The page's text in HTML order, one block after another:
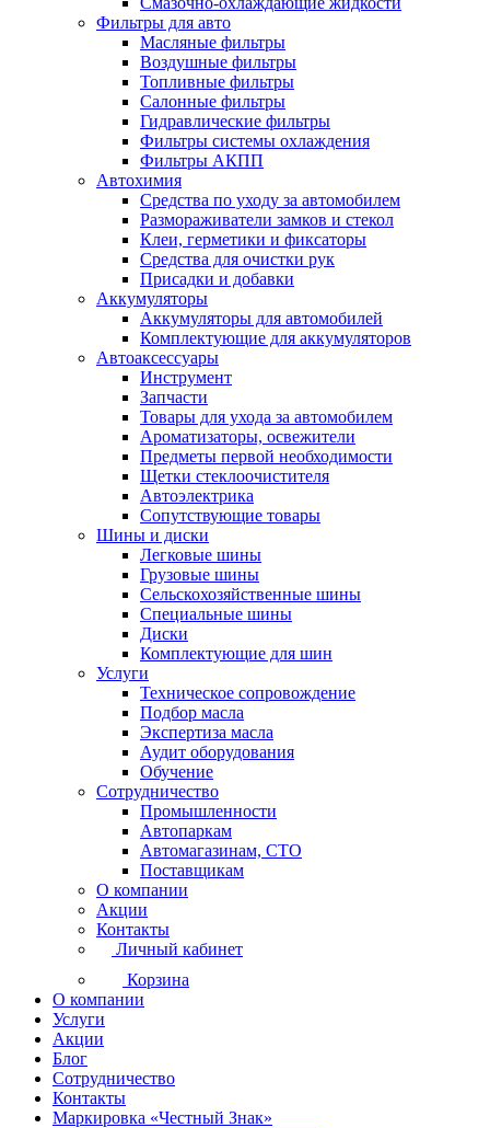
Фильтры для авто
Масляные фильтры
Воздушные фильтры
Топливные фильтры
Салонные фильтры
Гидравлические фильтры
Фильтры системы охлаждения
Фильтры АКПП
Автохимия
Средства по уходу за автомобилем
Размораживатели замков и стекол
Клеи, герметики и фиксаторы
Средства для очистки рук
Присадки и добавки
Аккумуляторы
Аккумуляторы для автомобилей
Комплектующие для аккумуляторов
Автоаксессуары
Инструмент
Запчасти
Товары для ухода за автомобилем
Ароматизаторы, освежители
Предметы первой необходимости
Щетки стеклоочистителя
Автоэлектрика
Сопутствующие товары
Шины и диски
Легковые шины
Грузовые шины
Сельскохозяйственные шины
Специальные шины
Диски
Комплектующие для шин
Услуги
Техническое сопровождение
Подбор масла
Экспертиза масла
Аудит оборудования
Обучение
Сотрудничество
Промышленности
Автопаркам
Автомагазинам, СТО
Поставщикам
О компании
Акции
Контакты
Личный кабинет
Корзина
О компании
Услуги
Акции
Блог
Сотрудничество
Контакты
Маркировка «Честный Знак»